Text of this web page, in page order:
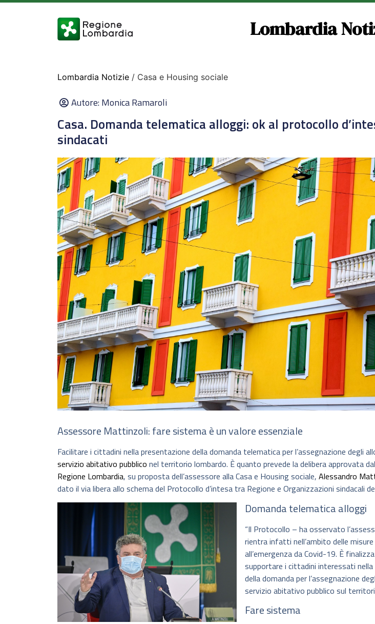
Lombardia
Lombardia Notizie / Casa e Housing sociale
Autore:Monica Ramaroli
Casa. Domanda telematica alloggi: ok al protocollo
sindacati
Assessore Mattinzoli: fare sistema è un valore essenziale
Facilitare i cittadini nella presentazione della domanda telematica per l’assegnazione degli
servizio abitativo pubblico nel territorio lombardo. È quanto prevede la delibera approvata
Regione Lombardia, su proposta dell’assessore alla Casa e Housing sociale, Alessandro
dato il via libera allo schema del Protocollo d’intesa tra Regione e Organizzazioni sindacali
Domanda telematica alloggi
“Il Protocollo – ha osservato
rientra infatti nell’ambito delle
all’emergenza da Covid-19. È
supportare i cittadini interessati
della domanda per l’assegnazione
servizio abitativo pubblico sul
Fare sistema